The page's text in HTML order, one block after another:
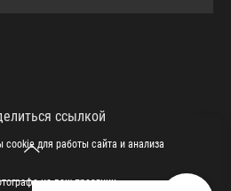
ссылкой
на ваш праздник.
cookie для работы сайта и анализа